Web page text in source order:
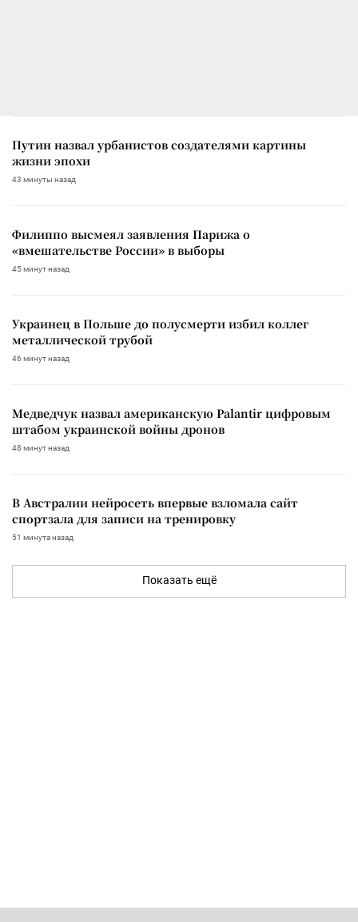
Путин назвал урбанистов создателями картины
жизни эпохи
43 минуты назад
Филиппо высмеял заявления Парижа о
«вмешательстве России» в выборы
45 минут назад
Украинец в Польше до полусмерти избил коллег
металлической трубой
46 минут назад
Медведчук назвал американскую Palantir цифровым
штабом украинской войны дронов
48 минут назад
В Австралии нейросеть впервые взломала сайт
спортзала для записи на тренировку
51 минута назад
Показать ещё